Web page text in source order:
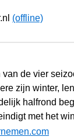
(offline)
de vier
zijn winter,
halfrond
met het